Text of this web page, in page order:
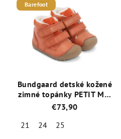
5,0
z
5
hviezdičiek.
Barefoot
Bundgaard detské kožené
zimné topánky PETIT Mid
Winter BG303201DG-820
€73,90
21
24
25